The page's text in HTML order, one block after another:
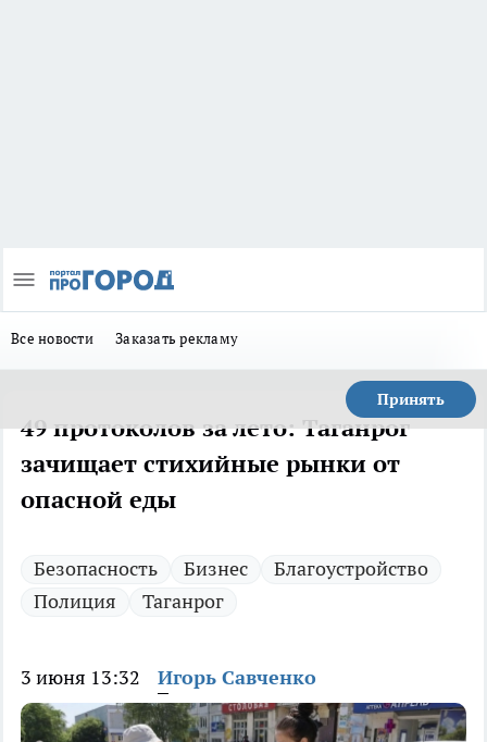
Все новости Заказать рекламу
Принять
49 протоколов за лето: Таганрог
зачищает стихийные рынки от
опасной еды
Безопасность Бизнес
Благоустройство
Полиция
Таганрог
3 июня 13:32 Игорь Савченко